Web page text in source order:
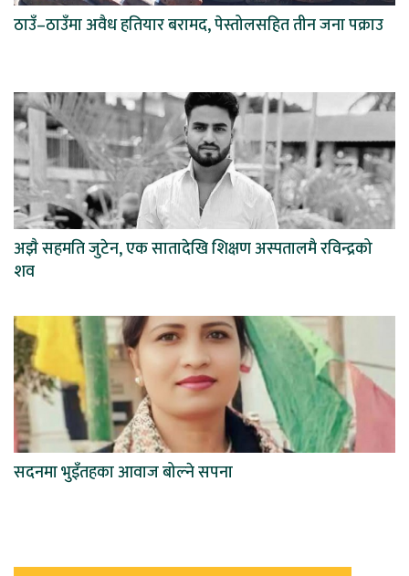
ठाउँ–ठाउँमा अवैध हतियार बरामद, पेस्तोलसहित तीन जना पक्राउ
अझै सहमति जुटेन, एक सातादेखि शिक्षण अस्पतालमै रविन्द्रको
शव
सदनमा भुइँतहका आवाज बोल्ने सपना